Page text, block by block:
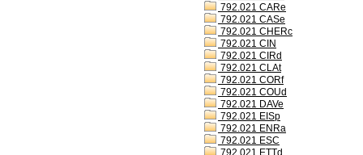
792.021 CARe
792.021 CASe
792.021 CHERc
792.021 CIN
792.021 CIRd
792.021 CLAt
792.021 CORf
792.021 COUd
792.021 DAVe
792.021 EISp
792.021 ENRa
792.021 ESC
792.021 ETTd